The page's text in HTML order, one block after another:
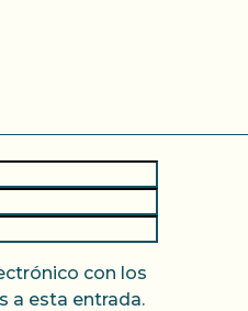
con los
a esta entrada.